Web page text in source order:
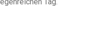
Tag.